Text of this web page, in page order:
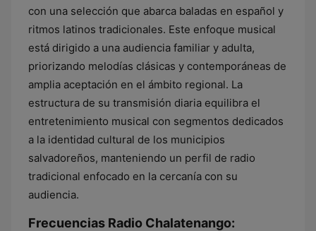
con una selección que abarca baladas en español y
ritmos latinos tradicionales. Este enfoque musical
está dirigido a una audiencia familiar y adulta,
priorizando melodías clásicas y contemporáneas de
amplia aceptación en el ámbito regional. La
estructura de su transmisión diaria equilibra el
entretenimiento musical con segmentos dedicados
a la identidad cultural de los municipios
salvadoreños, manteniendo un perfil de radio
tradicional enfocado en la cercanía con su
audiencia.
Frecuencias Radio Chalatenango: